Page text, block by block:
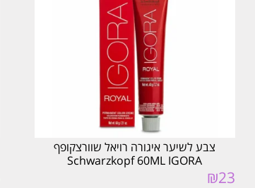
צבע לשיער איגורה רויאל שוורצקופף
Schwarzkopf 60ML IGORA
₪23